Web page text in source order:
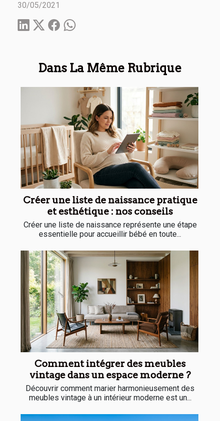
Dans La Même Rubrique
Créer une liste de naissance pratique
et esthétique : nos conseils
Créer une liste de naissance représente une étape
essentielle pour accueillir bébé en toute...
Comment intégrer des meubles
vintage dans un espace moderne ?
Découvrir comment marier harmonieusement des
meubles vintage à un intérieur moderne est un...
30/05/2021